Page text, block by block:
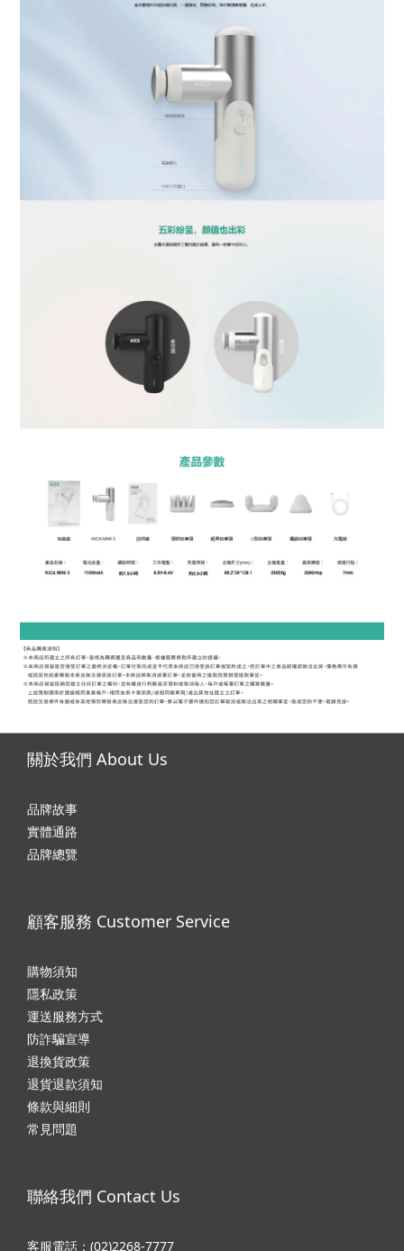
關於我們 About Us
品牌故事
實體通路
品牌總覽
顧客服務 Customer Service
購物須知
隱私政策
運送服務方式
防詐騙宣導
退換貨政策
退貨退款須知
條款與細則
常見問題
聯絡我們 Contact Us
客服電話：(02)2268-7777